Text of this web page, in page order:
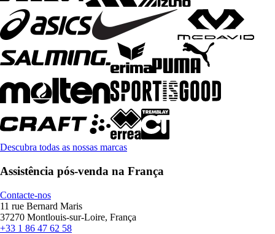
Descubra todas as nossas marcas
Assistência pós-venda na França
Contacte-nos
11 rue Bernard Maris
37270 Montlouis-sur-Loire, França
+33 1 86 47 62 58